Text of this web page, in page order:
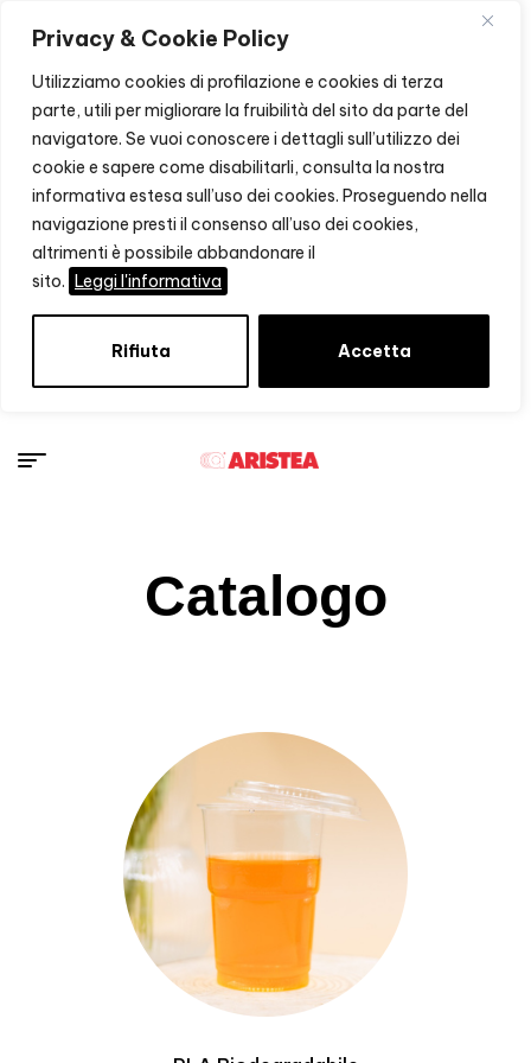
Privacy & Cookie Policy
Utilizziamo cookies di profilazione e cookies di terza
parte, utili per migliorare la fruibilità del sito da parte del
navigatore. Se vuoi conoscere i dettagli sull’utilizzo dei
cookie e sapere come disabilitarli, consulta la nostra
informativa estesa sull’uso dei cookies. Proseguendo nella
navigazione presti il consenso all’uso dei cookies,
altrimenti è possibile abbandonare il
sito. Leggi l'informativa
Rifiuta Accetta
Catalogo